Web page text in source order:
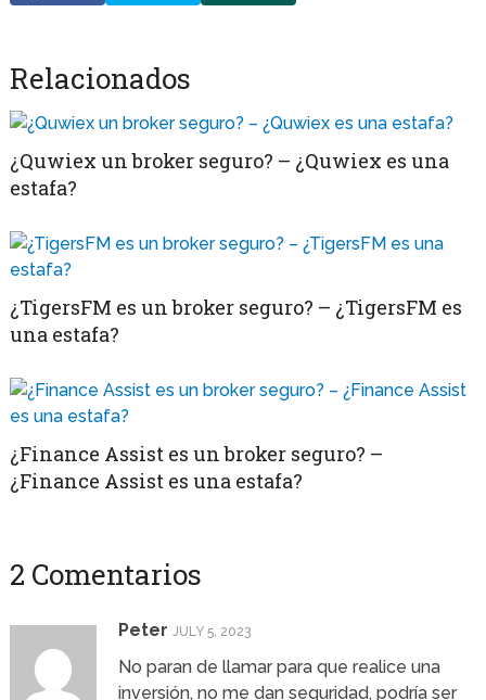
Relacionados
¿Quwiex un broker seguro? – ¿Quwiex es una
estafa?
¿TigersFM es un broker seguro? – ¿TigersFM es
una estafa?
¿Finance Assist es un broker seguro? –
¿Finance Assist es una estafa?
2 Comentarios
Peter JULY 5, 2023
No paran de llamar para que realice una
inversión, no me dan seguridad, podría ser